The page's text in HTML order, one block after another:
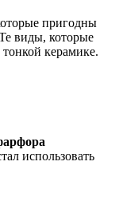
пригодны
виды, которые
керамике.
использовать